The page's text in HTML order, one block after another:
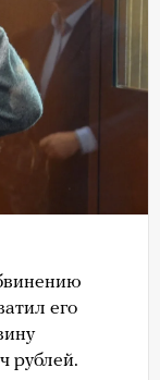
его
рублей.